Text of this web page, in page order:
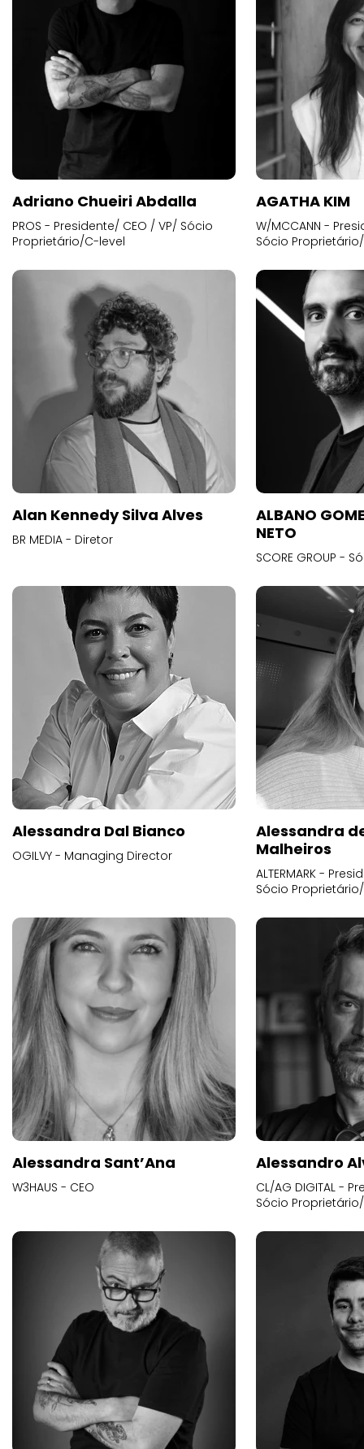
Adriano Chueiri Abdalla
PROS - Presidente/ CEO / VP/ Sócio
Proprietário/C-level
AGATHA KIM
W/MCCANN -
Sócio
Alan Kennedy Silva Alves
BR MEDIA - Diretor
ALBANO
NETO
SCORE GROUP -
Alessandra Dal Bianco
OGILVY - Managing Director
Alessandra
Malheiros
ALTERMARK -
Sócio
Alessandra Sant’Ana
W3HAUS - CEO
Alessandro
CL/AG DIGITAL -
Sócio